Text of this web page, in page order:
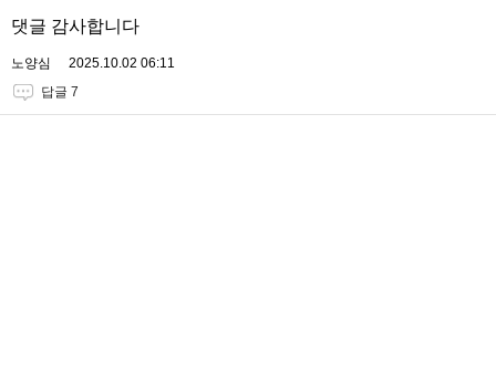
댓글 감사합니다
노양심
2025.10.02 06:11
답글 7